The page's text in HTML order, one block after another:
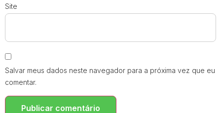
Site
Salvar meus dados neste navegador para a próxima vez que eu
comentar.